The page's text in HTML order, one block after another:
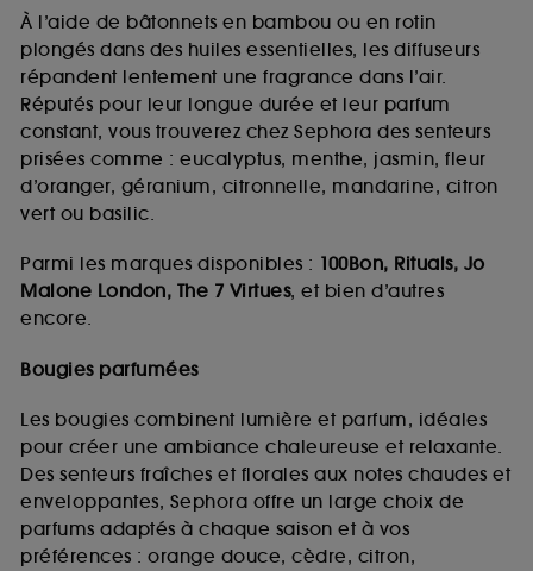
À l’aide de bâtonnets en bambou ou en rotin
plongés dans des huiles essentielles, les diffuseurs
répandent lentement une fragrance dans l’air.
Réputés pour leur longue durée et leur parfum
constant, vous trouverez chez Sephora des senteurs
prisées comme : eucalyptus, menthe, jasmin, fleur
d’oranger, géranium, citronnelle, mandarine, citron
vert ou basilic.
Parmi les marques disponibles : 100Bon, Rituals, Jo
Malone London, The 7 Virtues, et bien d’autres
encore.
Bougies parfumées
Les bougies combinent lumière et parfum, idéales
pour créer une ambiance chaleureuse et relaxante.
Des senteurs fraîches et florales aux notes chaudes et
enveloppantes, Sephora offre un large choix de
parfums adaptés à chaque saison et à vos
préférences : orange douce, cèdre, citron,